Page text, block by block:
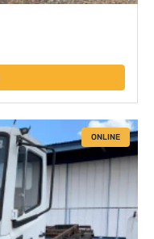
ONLINE